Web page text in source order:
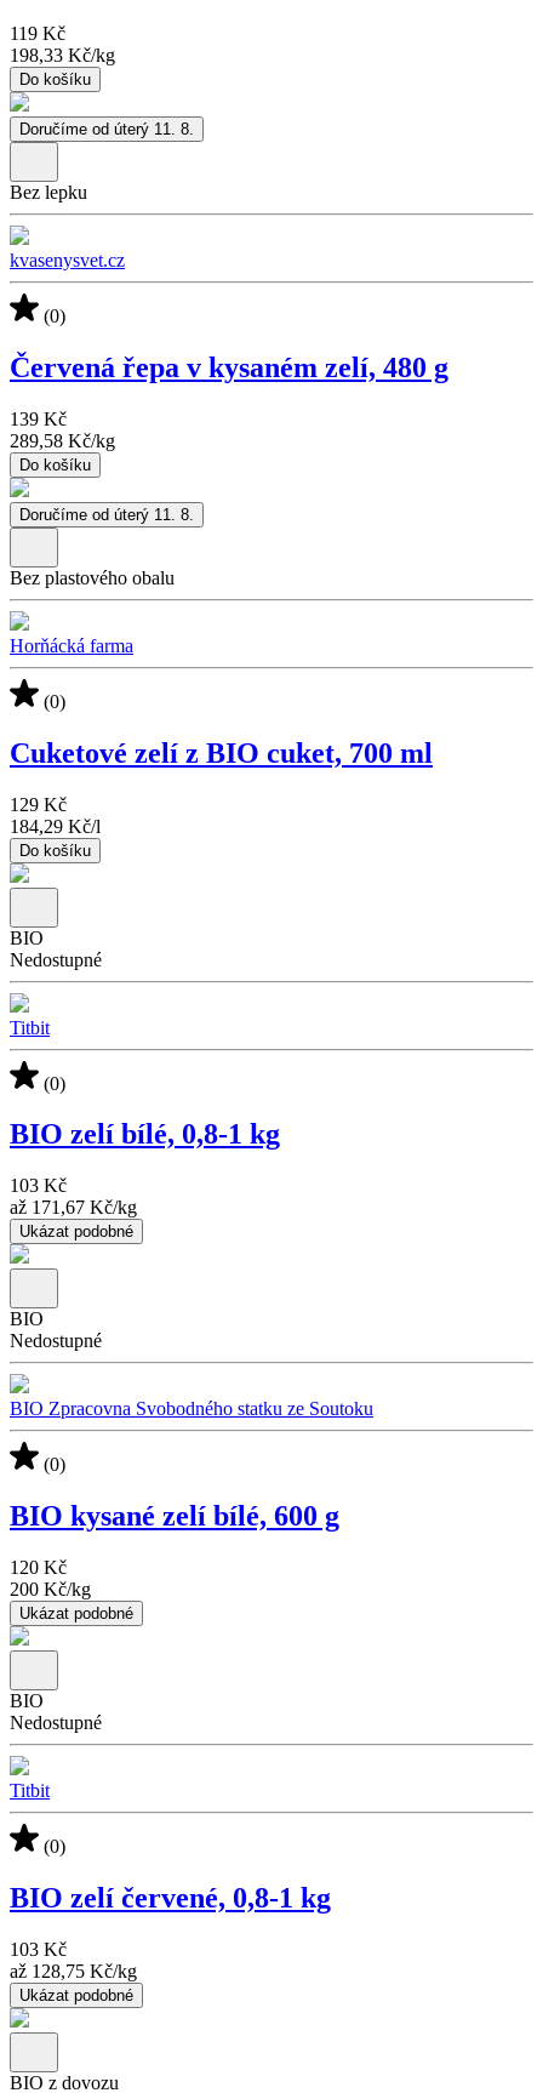
119 Kč
198,33 Kč/kg
Do košíku
Doručíme od úterý 11. 8.
Bez lepku
kvasenysvet.cz
(0)
Červená řepa v kysaném zelí, 480 g
139 Kč
289,58 Kč/kg
Do košíku
Doručíme od úterý 11. 8.
Bez plastového obalu
Horňácká farma
(0)
Cuketové zelí z BIO cuket, 700 ml
129 Kč
184,29 Kč/l
Do košíku
BIO
Nedostupné
Titbit
(0)
BIO zelí bílé, 0,8-1 kg
103 Kč
až 171,67 Kč/kg
Ukázat podobné
BIO
Nedostupné
BIO Zpracovna Svobodného statku ze Soutoku
(0)
BIO kysané zelí bílé, 600 g
120 Kč
200 Kč/kg
Ukázat podobné
BIO
Nedostupné
Titbit
(0)
BIO zelí červené, 0,8-1 kg
103 Kč
až 128,75 Kč/kg
Ukázat podobné
BIO z dovozu